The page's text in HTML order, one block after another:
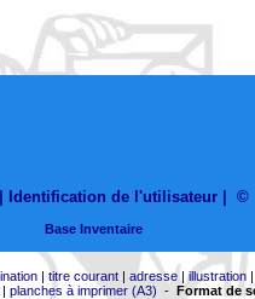
Identification de l'utilisateur ©
Base Inventaire
| titre courant| adresse|illustration|
| planches à imprimer (A3) - Format de